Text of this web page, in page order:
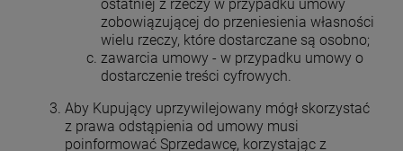
ostatniej z rzeczy w przypadku umowy
zobowiązującej do przeniesienia własności
wielu rzeczy, które dostarczane są osobno;
zawarcia umowy - w przypadku umowy o
dostarczenie treści cyfrowych.
Aby Kupujący uprzywilejowany mógł skorzystać
z prawa odstąpienia od umowy musi
poinformować Sprzedawcę, korzystając z